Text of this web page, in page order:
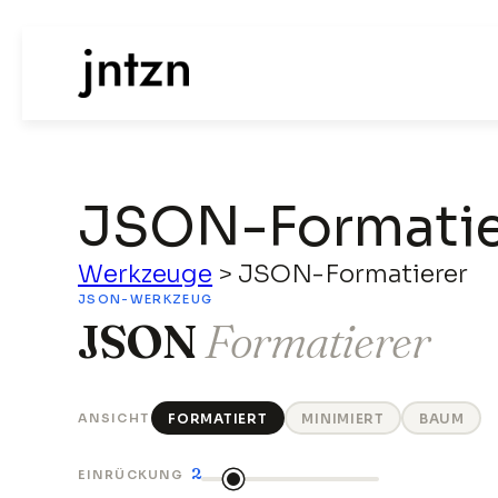
JSON-
Werkzeuge > JSON-Formatierer
JSON-WERKZEUG
JSONFormatierer
ANSICHT FORMATIERT MINIMIERT BAUM
EINRÜCKUNG 2